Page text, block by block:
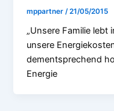
mppartner /21/05/2015
„Unsere Familie lebt
unsere
dementsprechend
Energie